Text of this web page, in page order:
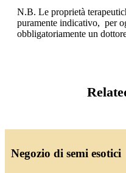
N.B. Le proprietà
puramente indicativo, per
obbligatoriamente un
Negozio di semi esotici